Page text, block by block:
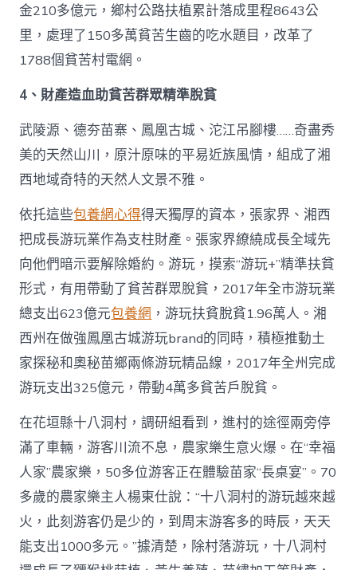
金210多億元，鄉村公路扶植累計落成里程8643公
里，處理了150多萬貧苦生齒的吃水題目，改革了
1788個貧苦村電網。
4、財產造血助貧苦群眾精準脫貧
武陵源、德夯苗寨、鳳凰古城、沱江吊腳樓……奇盡秀
美的天然山川，原汁原味的平易近族風情，組成了湘
西地域奇特的天然人文景不雅。
依托這些包養網心得得天獨厚的資本，張家界、湘西
把成長游玩業作為支柱財產。張家界繚繞成長全域先
向他們暗示要解除婚約。游玩，摸索“游玩+”精準扶貧
形式，有用帶動了貧苦群眾脫貧，2017年全市游玩業
總支出623億元包養網 ，游玩扶貧脫貧1.96萬人。湘
西州在做強鳳凰古城游玩brand的同時，積極推動土
家探秘和奧秘苗鄉兩條游玩精品線，2017年全州完成
游玩支出325億元，帶動4萬多貧苦戶脫貧。
在花垣縣十八洞村，調研組看到，進村的途徑兩旁停
滿了車輛，游客川流不息，農家樂生意火爆。在“幸福
人家”農家樂，50多位游客正在體驗苗家“長桌宴”。70
多歲的農家樂主人楊東仕說：“十八洞村的游玩越來越
火，此刻游客仍是少的，到周末游客多的時辰，天天
能支出1000多元。”據清楚，除村落游玩，十八洞村